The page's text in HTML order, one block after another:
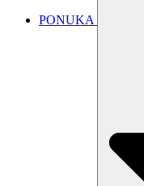
PONUKA